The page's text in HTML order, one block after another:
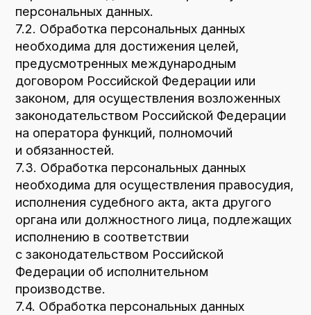
субъекта персональных данных, отзыв
согласия субъектом персональных данных
или требование о прекращении обработки
персональных данных, а также выявление
неправомерной обработки персональных
данных.
Оператором с полученными персональными
данными
9.1. Оператор осуществляет сбор, запись,
систематизацию, накопление, хранение,
уточнение (обновление, изменение),
извлечение, использование, передачу
(распространение, предоставление,
доступ), обезличивание, блокирование,
удаление и уничтожение персональных
данных.
9.2. Оператор осуществляет
автоматизированную обработку
персональных данных с получением и/или
передачей полученной информации
по информационно-телекоммуникационным
сетям или без таковой.
10. Трансграничная передача персональных